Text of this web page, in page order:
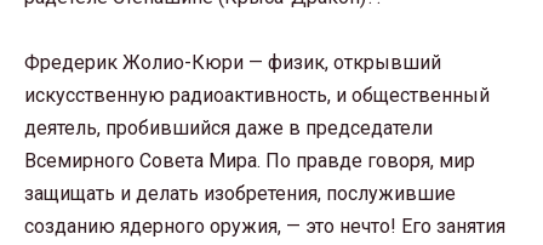
Фредерик Жолио-Кюри — физик, открывший
искусственную радиоактивность, и общественный
деятель, пробившийся даже в председатели
Всемирного Совета Мира. По правде говоря, мир
защищать и делать изобретения, послужившие
созданию ядерного оружия, — это нечто! Его занятия